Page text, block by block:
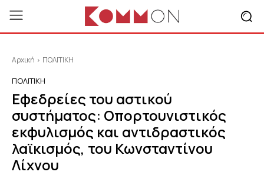
Αρχική ΠΟΛΙΤΙΚΗ
ΠΟΛΙΤΙΚΗ
Εφεδρείες του αστικού
συστήματος: Οπορτουνιστικός
εκφυλισμός και αντιδραστικός
λαϊκισμός, του Κωνσταντίνου
Λίχνου